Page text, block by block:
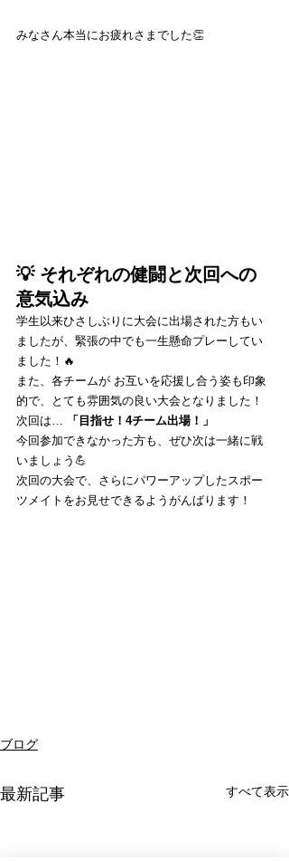
みなさん本当にお疲れさまでした👏
💡 それぞれの健闘と次回への
意気込み
学生以来ひさしぶりに大会に出場された方もい
ましたが、緊張の中でも一生懸命プレーしてい
ました！🔥
また、各チームが お互いを応援し合う姿も印象
的で、とても雰囲気の良い大会となりました！
次回は…
「目指せ！4チーム出場！」
今回参加できなかった方も、ぜひ次は一緒に戦
いましょう💪
次回の大会で、さらにパワーアップしたスポー
ツメイトをお見せできるようがんばります！
ブログ
最新記事 すべて表示